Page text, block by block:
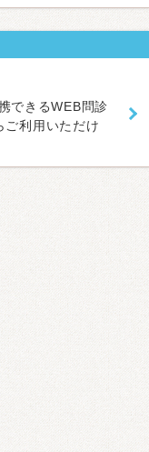
できるWEB問診
ご利用いただけ